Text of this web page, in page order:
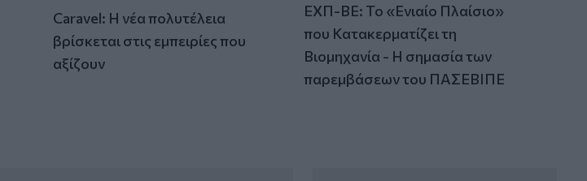
Caravel: Η νέα πολυτέλεια
βρίσκεται στις εμπειρίες που
αξίζουν
ΕΧΠ-ΒΕ: Το «Ενιαίο Πλαίσιο»
που Κατακερματίζει τη
Βιομηχανία - Η σημασία των
παρεμβάσεων του ΠΑΣΕΒΙΠΕ